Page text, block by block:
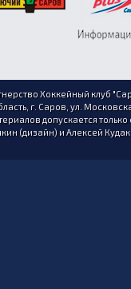
Хоккейный клуб
г. Саров, ул.
допускается
(дизайн) и Алексей